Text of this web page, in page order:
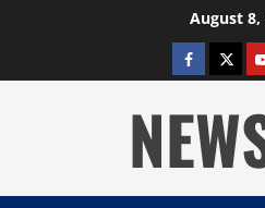
August 8,
facebook